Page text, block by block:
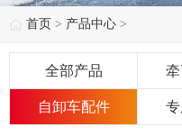
首页 > 产品中心 >
全部产品
自卸车配件